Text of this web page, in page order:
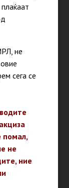
не
сега се
помал,
не
ние